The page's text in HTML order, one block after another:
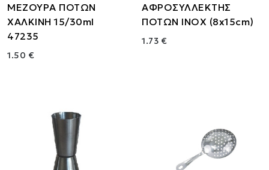
ΜΕΖΟΥΡΑ ΠΟΤΩΝ
ΧΑΛΚΙΝΗ 15/30ml
47235
1.50 €
ΑΦΡΟΣΥΛΛΕΚΤΗΣ
ΠΟΤΩΝ ΙΝΟΧ (8x15cm)
1.73 €